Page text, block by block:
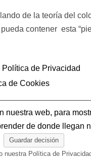
de la teoría del
contener esta
Política de Privacidad
de Cookies
web, para
de donde llegan
Guardar decisión
nuestra Política de